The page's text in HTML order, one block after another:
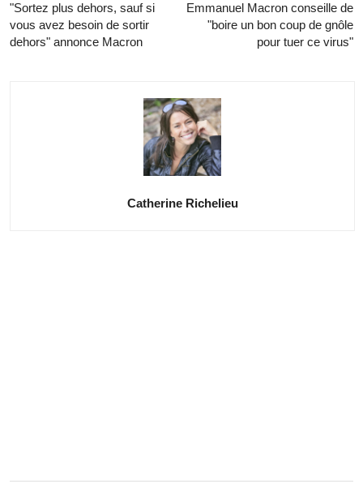
"Sortez plus dehors, sauf si
vous avez besoin de sortir
dehors" annonce Macron
Emmanuel Macron conseille de
"boire un bon coup de gnôle
pour tuer ce virus"
Catherine Richelieu